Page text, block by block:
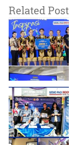
Related Post